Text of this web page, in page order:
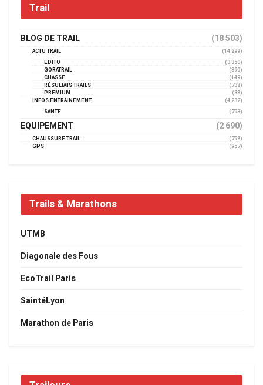
Trail
BLOG DE TRAIL (18 503)
ACTU TRAIL
(14 299)
EDITO
(3 350)
GORATRAIL
(390)
CHASSE
(149)
RÉSULTATS TRAILS
(738)
PREMIUM
(38)
INFOS ENTRAINEMENT
(4 232)
SANTÉ
(793)
EQUIPEMENT (2 690)
CHAUSSURE TRAIL
(798)
GPS
(957)
Trails & Marathons
UTMB
Diagonale des Fous
EcoTrail Paris
SaintéLyon
Marathon de Paris